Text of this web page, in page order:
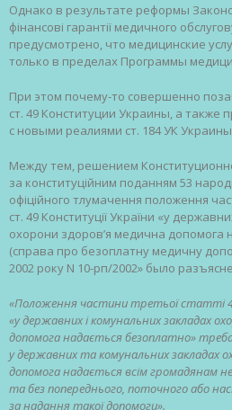
Однако в результате реформы
фінансові гарантії медичного
предусмотрено, что медицинские
только в пределах Программы
При этом почему-то совершенно
ст. 49 Конституции Украины, а также
с новыми реалиями ст. 184 УК
Между тем, решением
за конституційним поданням 53
офіційного тлумачення положення
ст. 49 Конституції України «у
охорони здоров’я медична допомога
(справа про безоплатну медичну
2002 року N 10-рп/2002» было
«Положення частини третьої статті
«у державних і комунальних закладах
допомога надається безоплатно»
у державних та комунальних закладах
допомога надається всім громадянам
та без попереднього, поточного або
за надання такої допомоги».